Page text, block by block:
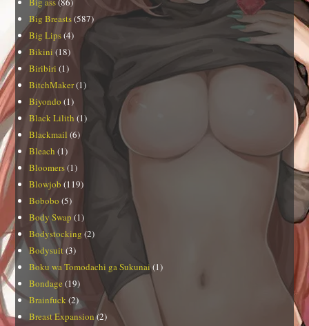
Big Breasts(587)
Big Lips(4)
Bikini (18)
Biribiri (1)
BitchMaker(1)
Biyondo (1)
Black Lilith (1)
Blackmail (6)
Bleach (1)
Bloomers(1)
Blowjob (119)
Bobobo (5)
Body Swap (1)
Bodystocking (2)
Bodysuit(3)
Boku wa Tomodachi ga Sukunai(1)
Bondage (19)
Brainfuck (2)
Breast Expansion(2)